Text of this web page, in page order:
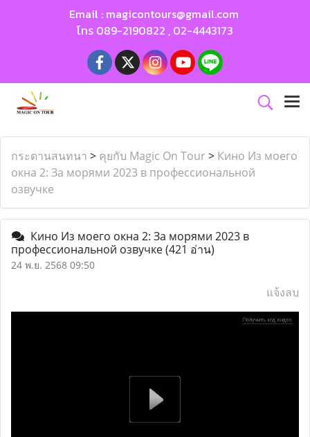
Email : magicontours@gmail.com
โทร 089-2190822 , 02-4443173
กระดานสนทนา > คุยกับ Magic On Tour > Кино Из моего
окна 2: За морями 2023 в профессиональной
озвучке
Кино Из моего окна 2: За морями 2023 в
профессиональной озвучке(421 อ่าน)
24 พ.ย. 2568 09:50
แจ้งลบ